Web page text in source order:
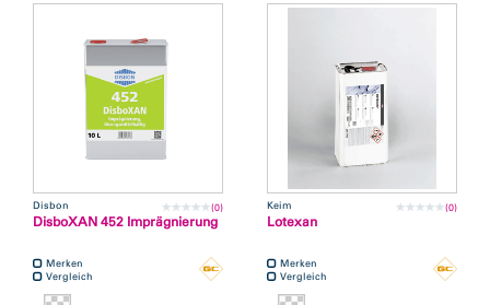
Disbon (0)
DisboXAN 452 Imprägnierung
Merken
Vergleich
Keim (0)
Lotexan
Merken
Vergleich